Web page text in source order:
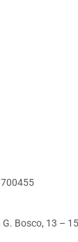
Bosco, 13 –